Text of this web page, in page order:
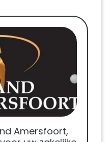
Amersfoort,